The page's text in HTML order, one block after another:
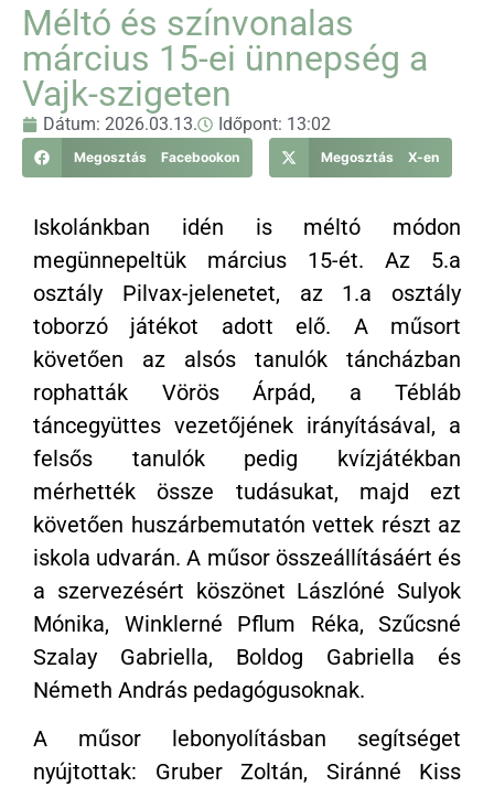
Méltó és színvonalas
március 15-ei ünnepség a
Vajk-szigeten
Dátum: 2026.03.13. Időpont: 13:02
Megosztás Facebookon Megosztás X-en
Iskolánkban idén is méltó módon
megünnepeltük március 15-ét. Az 5.a
osztály Pilvax-jelenetet, az 1.a osztály
toborzó játékot adott elő. A műsort
követően az alsós tanulók táncházban
rophatták Vörös Árpád, a Tébláb
táncegyüttes vezetőjének irányításával, a
felsős tanulók pedig kvízjátékban
mérhették össze tudásukat, majd ezt
követően huszárbemutatón vettek részt az
iskola udvarán. A műsor összeállításáért és
a szervezésért köszönet Lászlóné Sulyok
Mónika, Winklerné Pflum Réka, Szűcsné
Szalay Gabriella, Boldog Gabriella és
Németh András pedagógusoknak.
A műsor lebonyolításban segítséget
nyújtottak: Gruber Zoltán, Siránné Kiss